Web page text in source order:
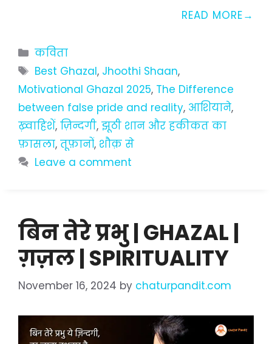
READ MORE
Categories
कविता
Tags
Best Ghazal, Jhoothi Shaan,
Motivational Ghazal 2025, The Difference
between false pride and reality, आशियाने,
ख़्वाहिशें, ज़िन्दगी, झूठी शान और हकीकत का
फ़ासला, तूफ़ानों, शौक़ से
Leave a comment
बिन तेरे प्रभु | GHAZAL |
ग़ज़ल | SPIRITUALITY
November 16, 2024 by chaturpandit.com